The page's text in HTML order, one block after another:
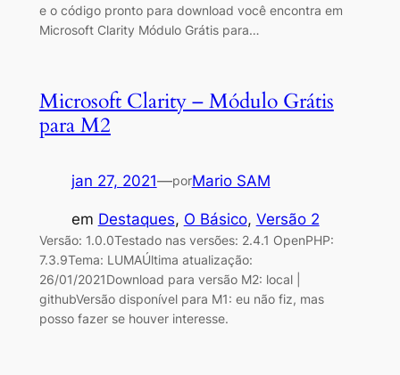
e o código pronto para download você encontra em
Microsoft Clarity Módulo Grátis para…
Microsoft Clarity – Módulo Grátis
para M2
jan 27, 2021—porMario SAM
em Destaques, O Básico, Versão 2
Versão: 1.0.0Testado nas versões: 2.4.1 OpenPHP:
7.3.9Tema: LUMAÚltima atualização:
26/01/2021Download para versão M2: local |
githubVersão disponível para M1: eu não fiz, mas
posso fazer se houver interesse.